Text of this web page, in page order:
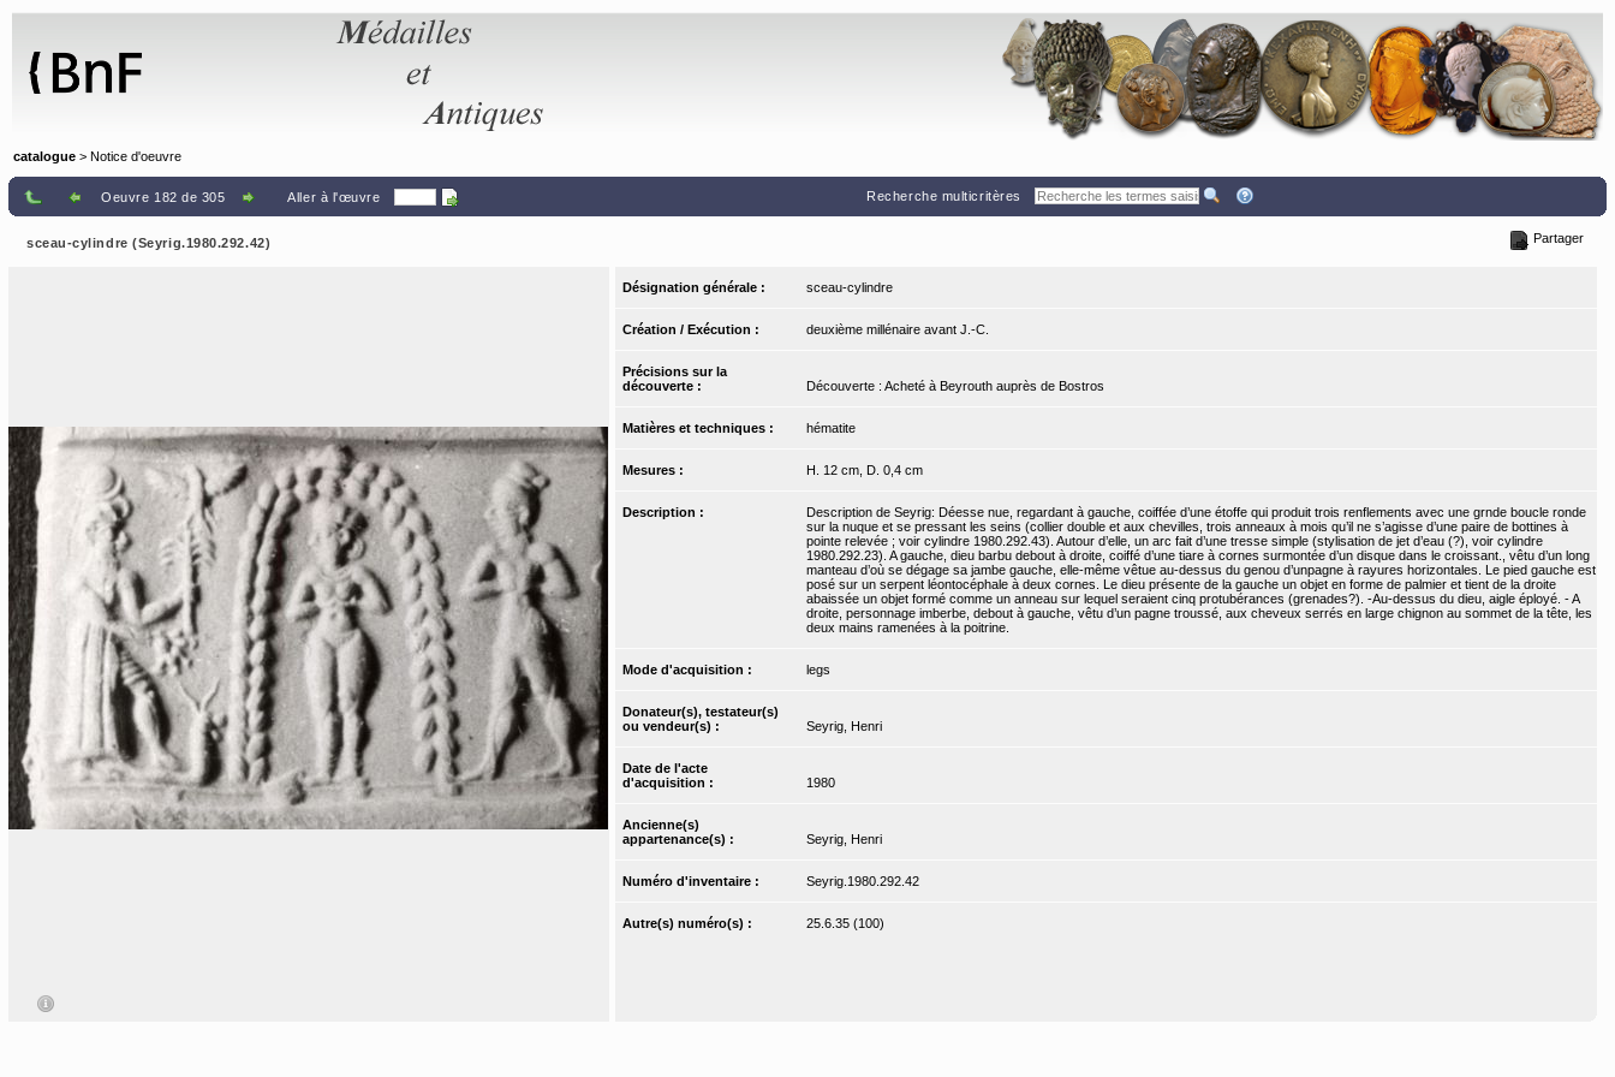
catalogue > Notice d'oeuvre
Oeuvre 182 de 305 Aller à l'œuvre Recherche multicritères
sceau-cylindre (Seyrig.1980.292.42) Partager
Désignation générale : sceau-cylindre
Création / Exécution : deuxième millénaire avant J.-C.
Précisions sur la
découverte :
Découverte : Acheté à Beyrouth auprès de Bostros
Matières et techniques : hématite
Mesures : H. 12 cm, D. 0,4 cm
Description :
Description de Seyrig: Déesse nue, regardant à gauche, coiffée d’une étoffe qui produit trois renflements avec une grnde boucle ronde
sur la nuque et se pressant les seins (collier double et aux chevilles, trois anneaux à mois qu’il ne s’agisse d’une paire de bottines à
pointe relevée ; voir cylindre 1980.292.43). Autour d’elle, un arc fait d’une tresse simple (stylisation de jet d’eau (?), voir cylindre
1980.292.23). A gauche, dieu barbu debout à droite, coiffé d’une tiare à cornes surmontée d’un disque dans le croissant., vêtu d’un long
manteau d’où se dégage sa jambe gauche, elle-même vêtue au-dessus du genou d’unpagne à rayures horizontales. Le pied gauche est
posé sur un serpent léontocéphale à deux cornes. Le dieu présente de la gauche un objet en forme de palmier et tient de la droite
abaissée un objet formé comme un anneau sur lequel seraient cinq protubérances (grenades?). -Au-dessus du dieu, aigle éployé. - A
droite, personnage imberbe, debout à gauche, vêtu d’un pagne troussé, aux cheveux serrés en large chignon au sommet de la tête, les
deux mains ramenées à la poitrine.
Mode d'acquisition : legs
Donateur(s), testateur(s)
ou vendeur(s) :
Seyrig, Henri
Date de l'acte
d'acquisition :
1980
Ancienne(s)
appartenance(s) :
Seyrig, Henri
Numéro d'inventaire : Seyrig.1980.292.42
Autre(s) numéro(s) : 25.6.35 (100)